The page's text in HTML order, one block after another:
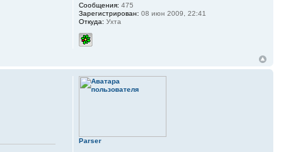
Сообщения: 475
Зарегистрирован: 08 июн 2009, 22:41
Откуда: Ухта
Parser